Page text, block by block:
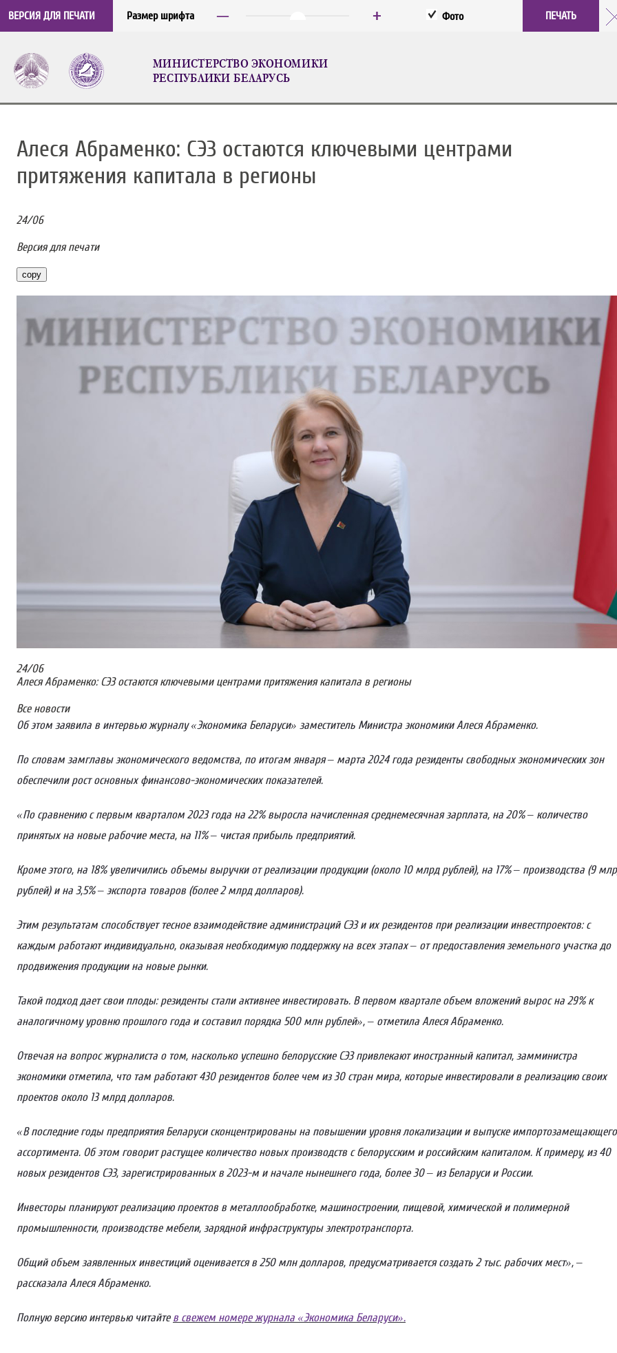
ВЕРСИЯ ДЛЯ ПЕЧАТИ Размер шрифта ─ + Фото ПЕЧАТЬ
МИНИСТЕРСТВО ЭКОНОМИКИ
РЕСПУБЛИКИ БЕЛАРУСЬ
Алеся Абраменко: СЭЗ остаются ключевыми центрами
притяжения капитала в регионы
24/06
Версия для печати
copy
24/06
Алеся Абраменко: СЭЗ остаются ключевыми центрами притяжения капитала в регионы
Все новости
Об этом заявила в интервью журналу «Экономика Беларуси» заместитель Министра экономики Алеся Абраменко.
По словам замглавы экономического ведомства, по итогам января – марта 2024 года резиденты свободных экономических зон
обеспечили рост основных финансово-экономических показателей.
«По сравнению с первым кварталом 2023 года на 22% выросла начисленная среднемесячная зарплата, на 20% – коли­чество
принятых на новые рабочие места, на 11% – чистая прибыль предприятий.
Кроме этого, на 18% увеличились объемы выручки от реализации продукции (около 10 млрд рублей), на 17% – производства (9
рублей) и на 3,5% – экспорта товаров (более 2 млрд долларов).
Этим результатам способствует тесное взаимодействие администраций СЭЗ и их резидентов при реализации инвестпроектов: с
каждым работают индивидуально, оказывая необходимую поддержку на всех этапах – от предоставления земельного участка до
продвижения продукции на новые рынки.
Такой подход дает свои плоды: резиденты стали активнее инвестировать. В первом квартале объем вло­жений вырос на 29% к
аналогичному уровню прошлого года и составил порядка 500 млн рублей», – отметила Алеся Абраменко.
Отвечая на вопрос журналиста о том, насколько успешно белорусские СЭЗ привлекают иностранный капитал, замминистра
экономики отметила, что там работают 430 резидентов более чем из 30 стран мира, которые инвестировали в реализацию своих
проектов около 13 млрд долларов.
«В последние годы предприятия Беларуси сконцентрированы на повышении уровня локализации и выпуске импортозамещающего
ассортимента. Об этом говорит растущее количество новых производств с белорусским и российским капиталом. К примеру, из 40
новых резидентов СЭЗ, зарегистрированных в 2023-м и начале нынешнего года, более 30 – из Беларуси и России.
Инвесторы планируют реализацию проектов в металлообработке, машиностроении, пищевой, химической и полимерной
промышленности, производстве мебели, зарядной инфраструктуры электротранспорта.
Общий объем заявленных инвестиций оценивается в 250 млн долларов, предусматривается создать 2 тыс. рабочих мест», –
рассказала Алеся Абраменко.
Полную версию интервью читайте в свежем номере журнала «Экономика Беларуси».